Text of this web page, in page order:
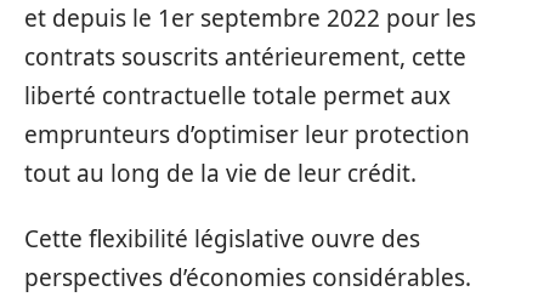
et depuis le 1er septembre 2022 pour les
contrats souscrits antérieurement, cette
liberté contractuelle totale permet aux
emprunteurs d’optimiser leur protection
tout au long de la vie de leur crédit.
Cette flexibilité législative ouvre des
perspectives d’économies considérables.